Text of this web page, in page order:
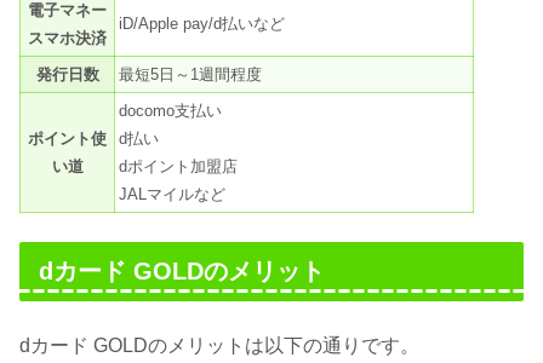
電子マネー
スマホ決済
iD/Apple pay/d払いなど
発行日数 最短5日～1週間程度
ポイント使
い道
docomo支払い
d払い
dポイント加盟店
JALマイルなど
dカード GOLDのメリット
dカード GOLDのメリットは以下の通りです。